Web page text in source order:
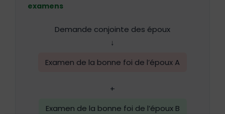
examens
Demande conjointe des époux
↓
Examen de la bonne foi de l’époux A
+
Examen de la bonne foi de l’époux B